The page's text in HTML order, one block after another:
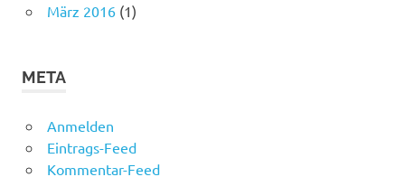
März 2016(1)
META
Anmelden
Eintrags-Feed
Kommentar-Feed